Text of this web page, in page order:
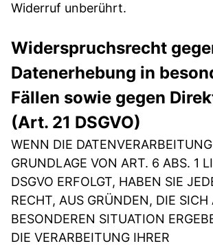
Widerruf unberührt.
Widerspruchsrecht
Datenerhebung in
Fällen sowie gegen
(Art. 21 DSGVO)
WENN DIE
GRUNDLAGE VON ART. 6 ABS. 1
DSGVO ERFOLGT, HABEN SIE
RECHT, AUS GRÜNDEN, DIE SICH
BESONDEREN SITUATION
DIE VERARBEITUNG IHRER